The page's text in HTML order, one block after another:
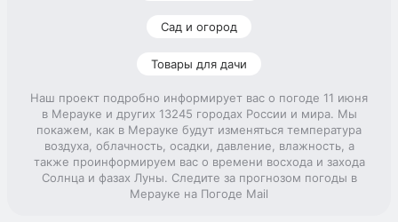
Сад и огород
Товары для дачи
Наш проект подробно информирует вас о погоде 11 июня
в Мерауке и других 13245 городах России и мира. Мы
покажем, как в Мерауке будут изменяться температура
воздуха, облачность, осадки, давление, влажность, а
также проинформируем вас о времени восхода и захода
Солнца и фазах Луны. Следите за прогнозом погоды в
Мерауке на Погоде Mail